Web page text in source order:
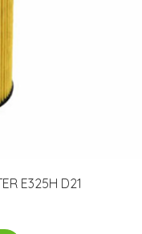
E325H D21